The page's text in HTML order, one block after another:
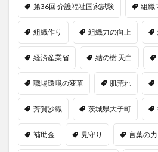
第36回 介護福祉国家試験 組織
組織作り 組織力の向上
経済産業省 結の樹 天白
職場環境の変革 肌荒れ
芳賀沙織 茨城県大子町
補助金 見守り 言葉の力